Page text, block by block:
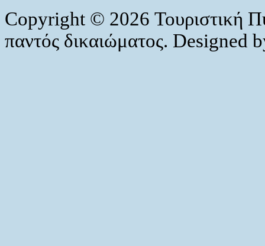
Copyright © 2026 Τουριστική
παντός δικαιώματος. Designed